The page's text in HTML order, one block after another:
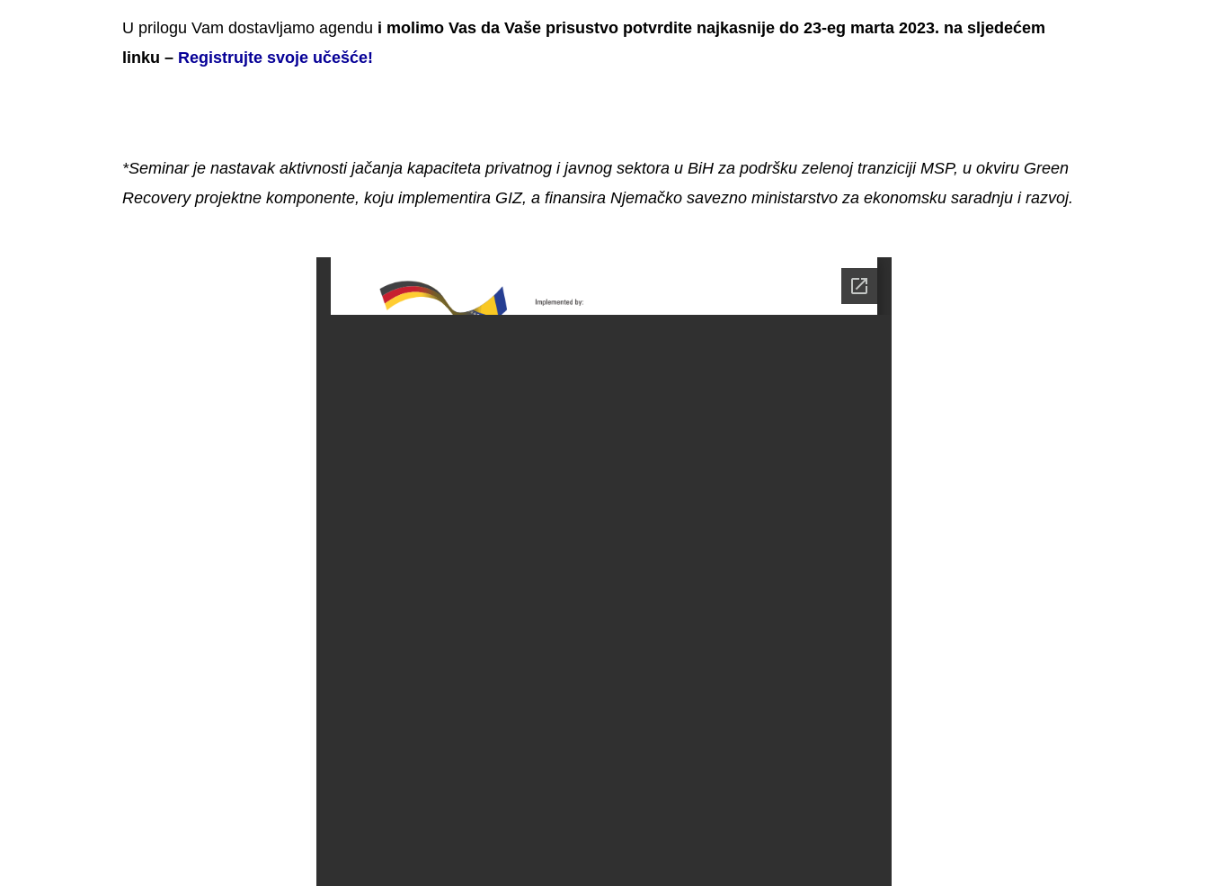
U prilogu Vam dostavljamo agendu i molimo Vas da Vaše prisustvo potvrdite najkasnije do 23-eg marta 2023. na sljedećem
linku – Registrujte svoje učešće!
*Seminar je nastavak aktivnosti jačanja kapaciteta privatnog i javnog sektora u BiH za podršku zelenoj tranziciji MSP, u okviru Green
Recovery projektne komponente, koju implementira GIZ, a finansira Njemačko savezno ministarstvo za ekonomsku saradnju i razvoj.